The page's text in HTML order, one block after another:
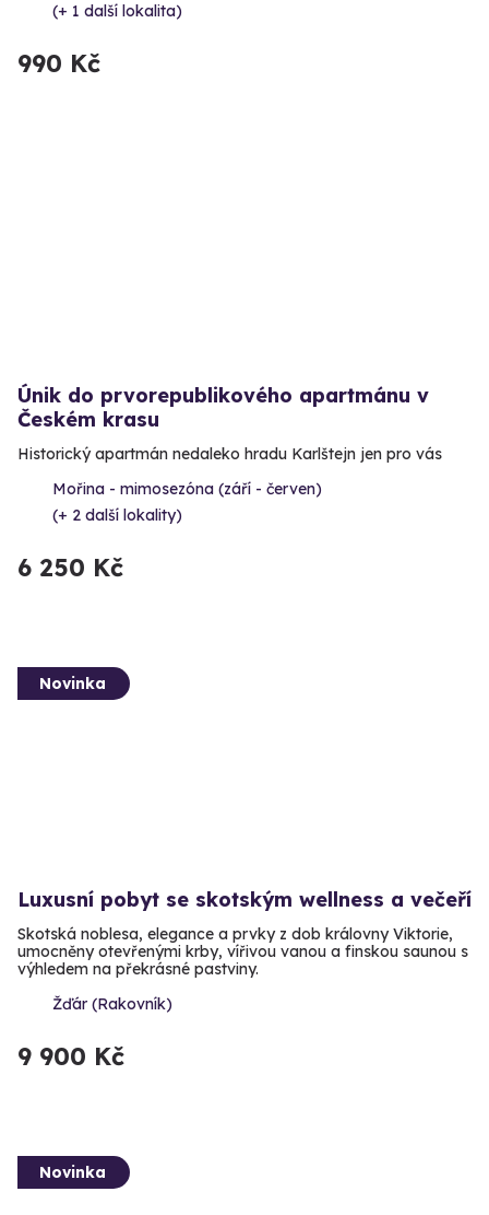
(+ 1 další lokalita)
990 Kč
Únik do prvorepublikového apartmánu v
Českém krasu
Historický apartmán nedaleko hradu Karlštejn jen pro vás
Mořina - mimosezóna (září - červen)
(+ 2 další lokality)
6 250 Kč
Novinka
Luxusní pobyt se skotským wellness a večeří
Skotská noblesa, elegance a prvky z dob královny Viktorie,
umocněny otevřenými krby, vířivou vanou a finskou saunou s
výhledem na překrásné pastviny.
Žďár (Rakovník)
9 900 Kč
Novinka